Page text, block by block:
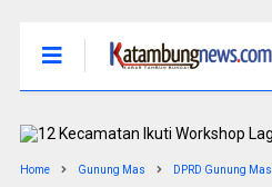
Home Gunung Mas DPRD Gunung Mas